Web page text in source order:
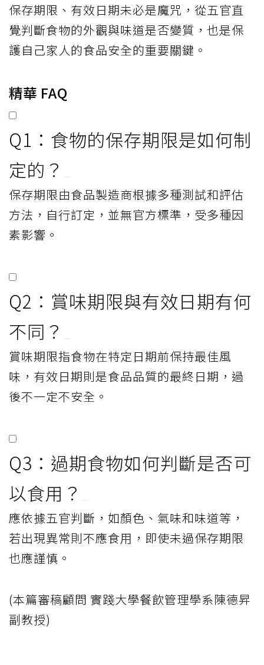
保存期限、有效日期未必是魔咒，從五官直
覺判斷食物的外觀與味道是否變質，也是保
護自己家人的食品安全的重要關鍵。
精華 FAQ
Q1：食物的保存期限是如何制
定的？
保存期限由食品製造商根據多種測試和評估
方法，自行訂定，並無官方標準，受多種因
素影響。
Q2：賞味期限與有效日期有何
不同？
賞味期限指食物在特定日期前保持最佳風
味，有效日期則是食品品質的最終日期，過
後不一定不安全。
Q3：過期食物如何判斷是否可
以食用？
應依據五官判斷，如顏色、氣味和味道等，
若出現異常則不應食用，即使未過保存期限
也應謹慎。
(本篇審稿顧問 實踐大學餐飲管理學系陳德昇
副教授)